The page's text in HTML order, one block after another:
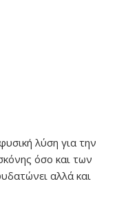
λύση για την
όσο και των
αλλά και